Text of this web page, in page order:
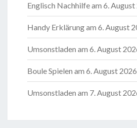
Englisch Nachhilfeam 6.
Handy Erklärungam 6. August
Umsonstladen am 6. August
Boule Spielen am 6. August
Umsonstladen am 7. August